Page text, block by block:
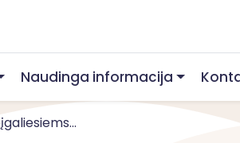
Naudinga informacija